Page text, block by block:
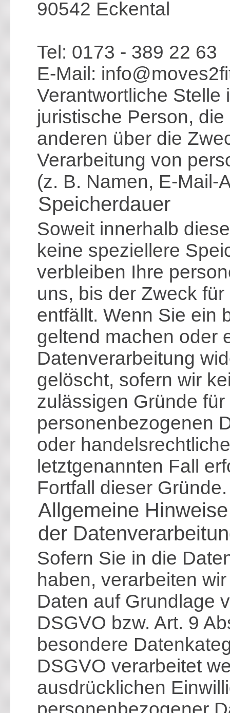
90542 Eckental
Tel: 0173 - 389 22 63
E-Mail:
Verantwortliche Stelle
juristische Person,
anderen über die
Verarbeitung von
(z. B. Namen, E-Mail-
Speicherdauer
Soweit innerhalb
keine speziellere
verbleiben Ihre
uns, bis der Zweck
entfällt. Wenn Sie ein
geltend machen oder
Datenverarbeitung
gelöscht, sofern wir
zulässigen Gründe
personenbezogenen
oder
letztgenannten Fall
Fortfall dieser Gründe.
Allgemeine
der
Sofern Sie in die
haben, verarbeiten
Daten auf Grundlage
DSGVO bzw. Art. 9
besondere
DSGVO verarbeitet
ausdrücklichen